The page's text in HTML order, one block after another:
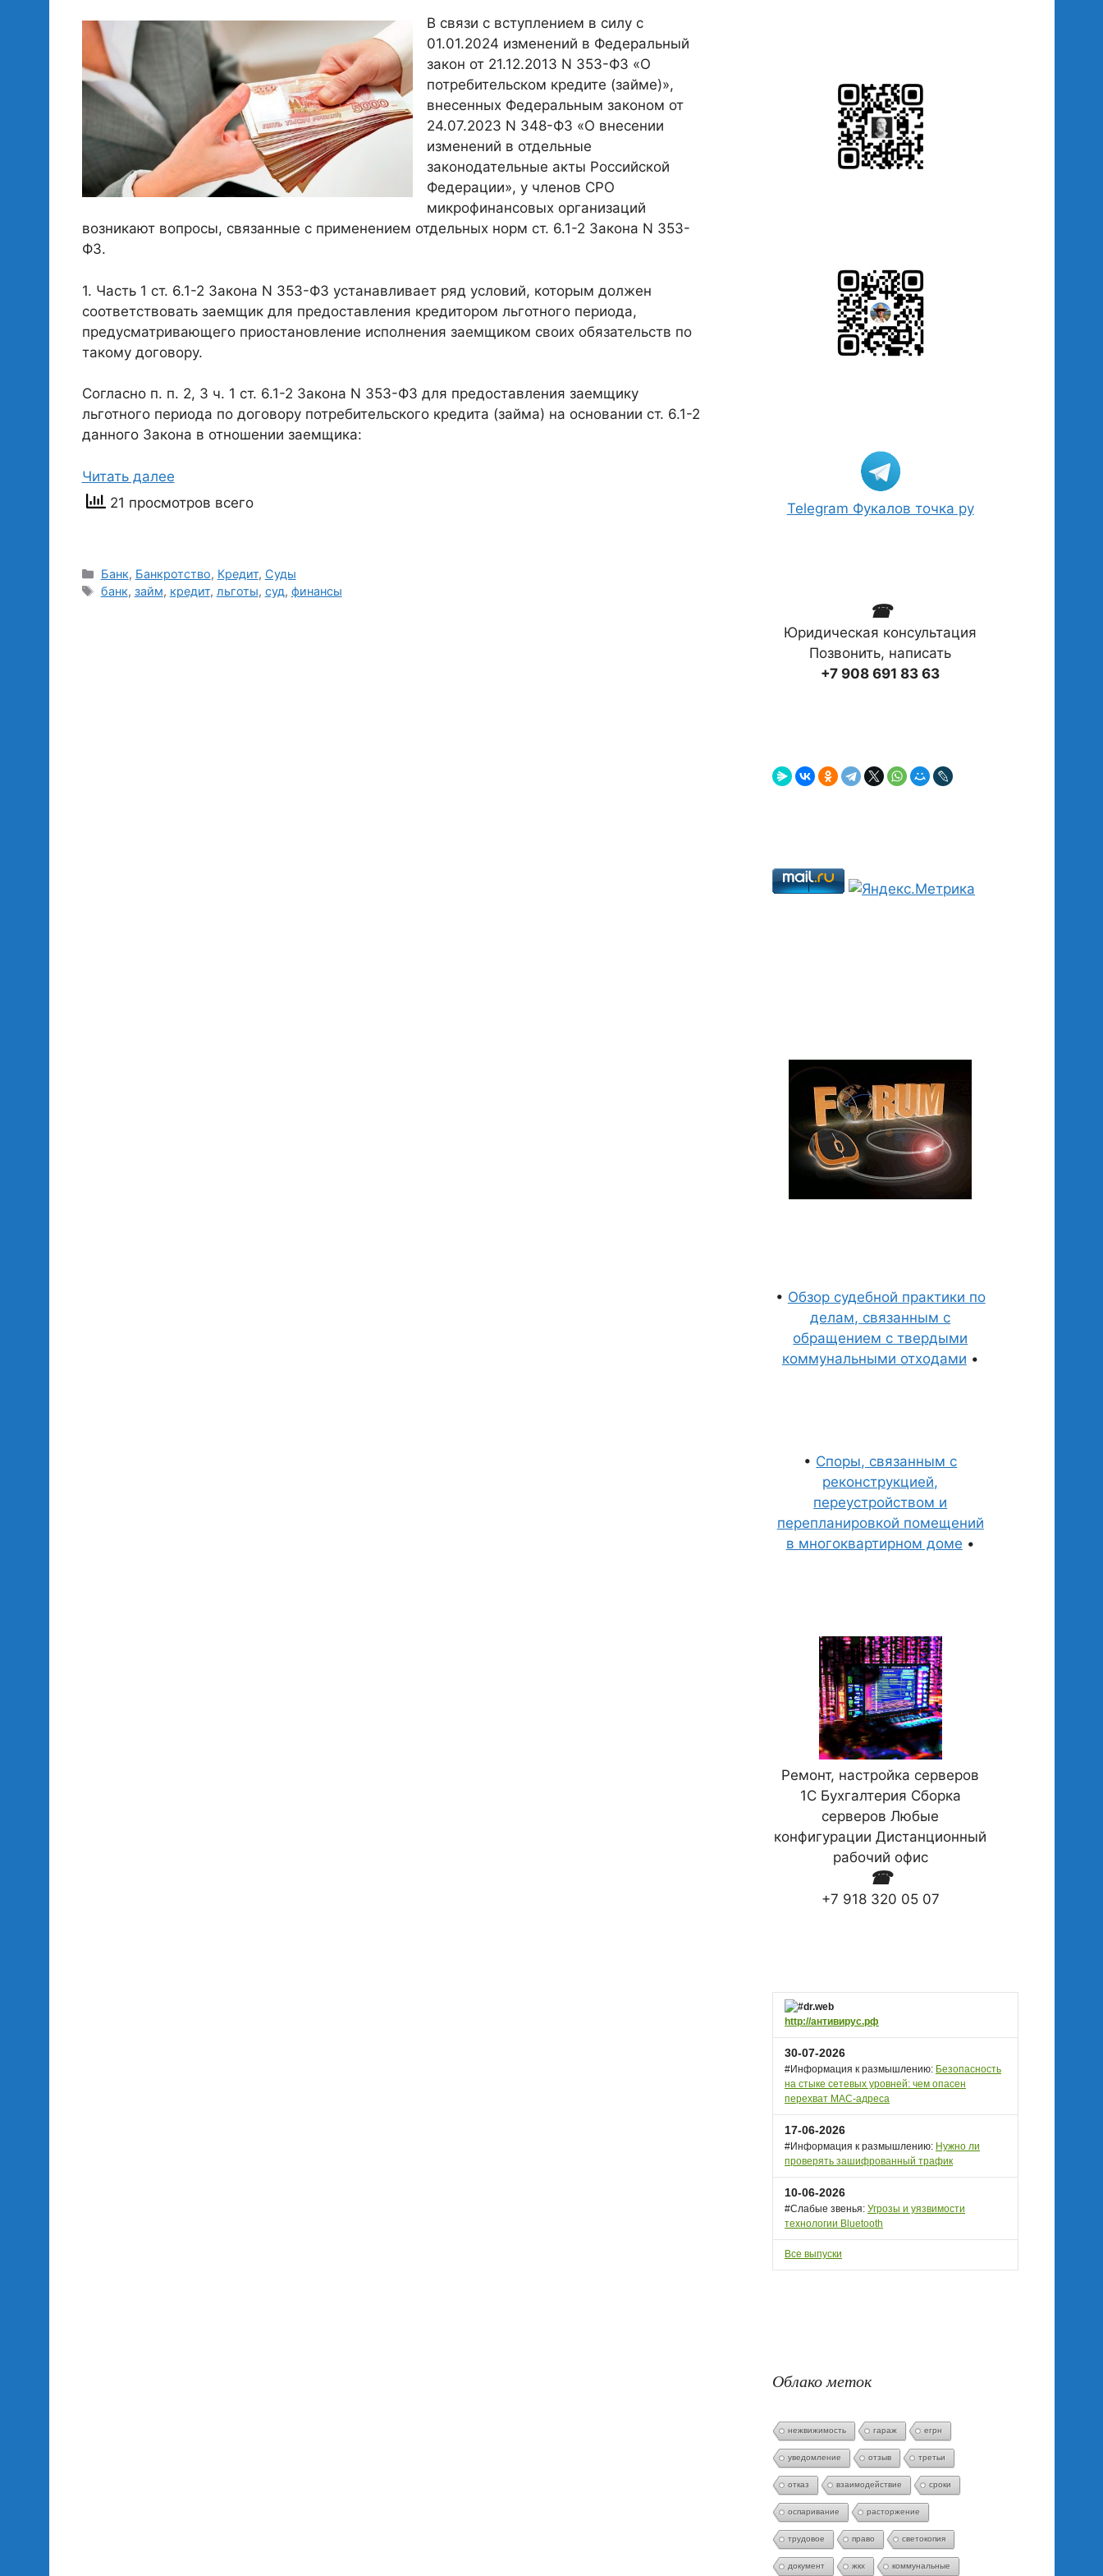
В связи с вступлением в силу с
01.01.2024 изменений в Федеральный
закон от 21.12.2013 N 353-ФЗ «О
потребительском кредите (займе)»,
внесенных Федеральным законом от
24.07.2023 N 348-ФЗ «О внесении
изменений в отдельные
законодательные акты Российской
Федерации», у членов СРО
микрофинансовых организаций
возникают вопросы, связанные с применением отдельных норм ст. 6.1-2 Закона N 353-
ФЗ.
1. Часть 1 ст. 6.1-2 Закона N 353-ФЗ устанавливает ряд условий, которым должен
соответствовать заемщик для предоставления кредитором льготного периода,
предусматривающего приостановление исполнения заемщиком своих обязательств по
такому договору.
Согласно п. п. 2, 3 ч. 1 ст. 6.1-2 Закона N 353-ФЗ для предоставления заемщику
льготного периода по договору потребительского кредита (займа) на основании ст. 6.1-2
данного Закона в отношении заемщика:
Читать далее
21 просмотров всего
Рубрики
Банк, Банкротство, Кредит, Суды
Метки
банк, займ, кредит, льготы, суд, финансы
Telegram Фукалов точка ру
☎
Юридическая консультация
Позвонить, написать
+7 908 691 83 63
• Обзор судебной практики по
делам, связанным с
обращением с твердыми
коммунальными отходами •
• Споры, связанным с
реконструкцией,
переустройством и
перепланировкой помещений
в многоквартирном доме •
Ремонт, настройка серверов
1С Бухгалтерия Сборка
серверов Любые
конфигурации Дистанционный
рабочий офис
☎
+7 918 320 05 07
http://антивирус.рф
30-07-2026
#Информация к размышлению: Безопасность
на стыке сетевых уровней: чем опасен
перехват MAC-адреса
17-06-2026
#Информация к размышлению: Нужно ли
проверять зашифрованный трафик
10-06-2026
#Слабые звенья: Угрозы и уязвимости
технологии Bluetooth
Все выпуски
Облако меток
нежвижимость гараж егрн
уведомление отзыв третьи
отказ взаимодействие сроки
оспаривание расторжение
трудовое право светокопия
документ жкх коммунальные